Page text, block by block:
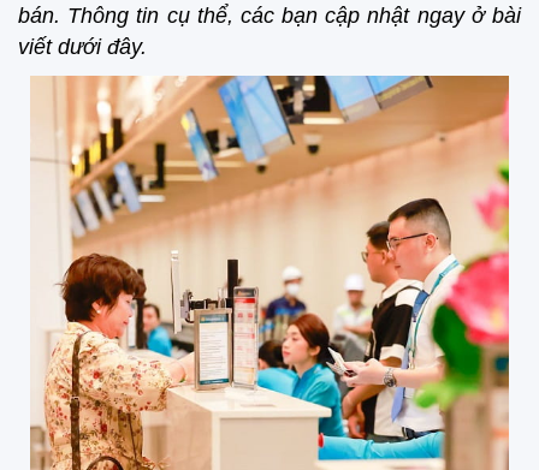
bán. Thông tin cụ thể, các bạn cập nhật ngay ở bài
viết dưới đây.